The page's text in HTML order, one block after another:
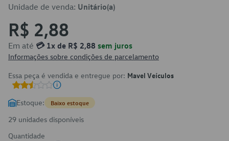
Unidade de venda: Unitário(a)
R$ 2,88
Em até 💳 1x de R$ 2,88 sem juros
Informações sobre condições de parcelamento
Essa peça é vendida e entregue por: Mavel Veículos
Estoque: Baixo estoque
29 unidades disponíveis
Quantidade